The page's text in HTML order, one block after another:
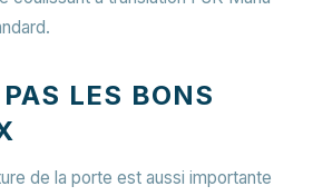
LES BONS
de la porte est aussi importante